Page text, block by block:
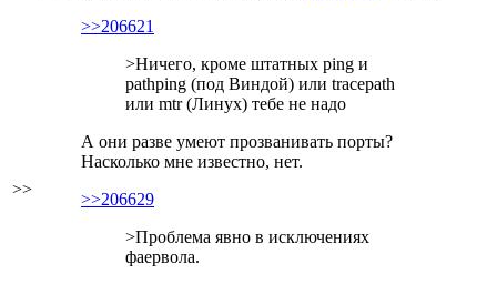
>>
>>206621
>Ничего, кроме штатных ping и
pathping (под Виндой) или tracepath
или mtr (Линух) тебе не надо
А они разве умеют прозванивать порты?
Насколько мне известно, нет.
>>206629
>Проблема явно в исключениях
фаервола.